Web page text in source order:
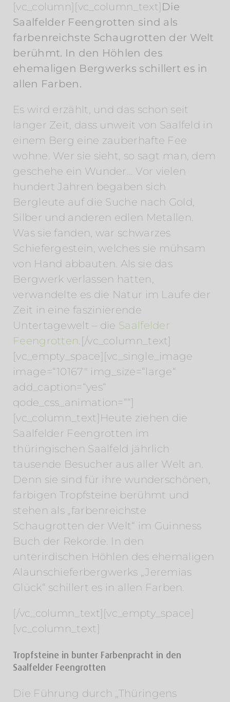
[vc_column][vc_column_text] Die
Saalfelder Feengrotten sind als
farbenreichste Schaugrotten der Welt
berühmt. In den Höhlen des
ehemaligen Bergwerks schillert es in
allen Farben.
Es wird erzählt, und das schon seit
langer Zeit, dass unweit von Saalfeld in
einem Berg eine zauberhafte Fee
wohne. Wer sie sieht, so sagt man, dem
geschehe ein Wunder… Vor vielen
hundert Jahren begaben sich
Bergleute auf die Suche nach Gold,
Silber und anderen edlen Metallen.
Was sie fanden, war schwarzes
Schiefergestein, welches sie mühsam
von Hand abbauten. Als sie das
Bergwerk verlassen hatten,
verwandelte es die Natur im Laufe der
Zeit in eine faszinierende
Untertagewelt – die Saalfelder
Feengrotten.[/vc_column_text]
[vc_empty_space][vc_single_image
image=“10167″ img_size=“large“
add_caption=“yes“
qode_css_animation=““]
[vc_column_text]Heute ziehen die
Saalfelder Feengrotten im
thüringischen Saalfeld jährlich
tausende Besucher aus aller Welt an.
Denn sie sind für ihre wunderschönen,
farbigen Tropfsteine berühmt und
stehen als „farbenreichste
Schaugrotten der Welt“ im Guinness
Buch der Rekorde. In den
unterirdischen Höhlen des ehemaligen
Alaunschieferbergwerks „Jeremias
Glück“ schillert es in allen Farben.
[/vc_column_text][vc_empty_space]
[vc_column_text]
Tropfsteine in bunter Farbenpracht in den
Saalfelder Feengrotten
Die Führung durch „Thüringens